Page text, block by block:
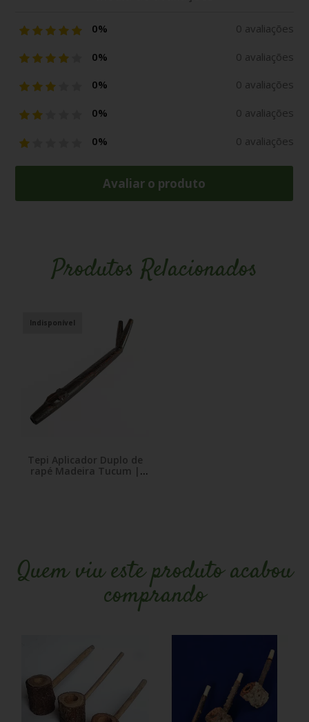
0% 0 avaliações
0% 0 avaliações
0% 0 avaliações
0% 0 avaliações
0% 0 avaliações
Avaliar o produto
Produtos Relacionados
Indisponível
Tepi Aplicador Duplo de
rapé Madeira Tucum |
Quem viu este produto acabou
comprando